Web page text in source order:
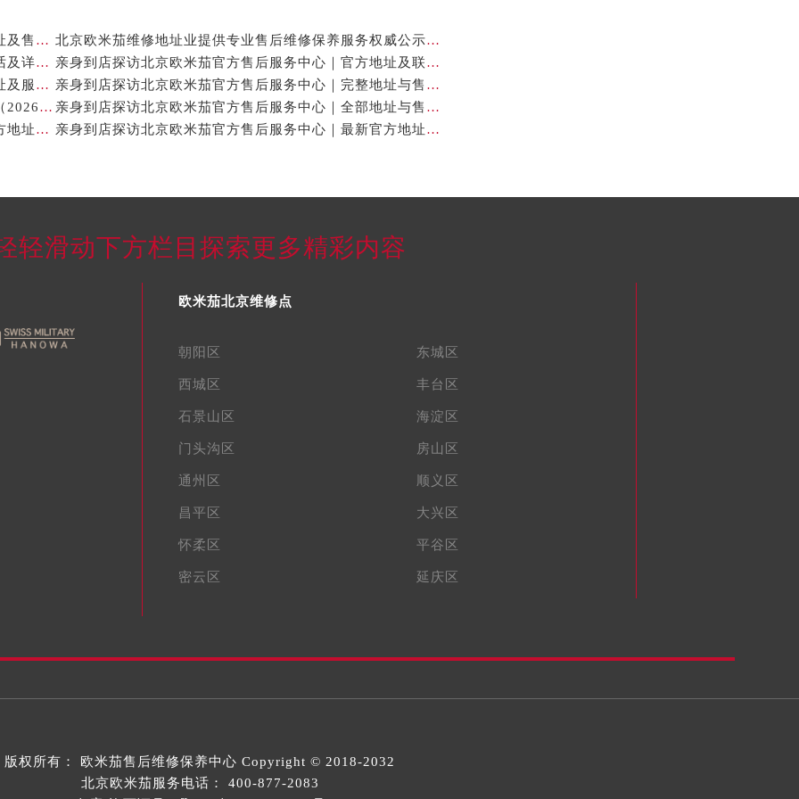
亲身到店探访北京欧米茄官方售后服务中心｜全新地址及售后热线（2026年7月最新）
北京欧米茄维修地址业提供专业售后维修保养服务权威公示（2026年7月最新）
亲身到店探访北京欧米茄官方售后服务中心｜服务电话及详细网点地址（2026年7月最新）
亲身到店探访北京欧米茄官方售后服务中心｜官方地址及联系电话（2026年7月最新）
亲身到店探访北京欧米茄官方售后服务中心｜网点地址及服务电话（2026年7月最新）
亲身到店探访北京欧米茄官方售后服务中心｜完整地址与售后热线（2026年7月最新）
北京欧米茄手表售后修理保养中心地址电话权威公示（2026年7月最新）
亲身到店探访北京欧米茄官方售后服务中心｜全部地址与售后服务电话（2026年7月最新）
亲身到店探访北京欧米茄官方售后服务中心｜最新官方地址及服务电话（2026年7月最新）
亲身到店探访北京欧米茄官方售后服务中心｜最新官方地址和维修热线（2026年7月最新）
轻滑动下方栏目探索更多精彩内容
欧米茄北京维修点
朝阳区 东城区
西城区 丰台区
石景山区 海淀区
门头沟区 房山区
通州区 顺义区
昌平区 大兴区
怀柔区 平谷区
密云区 延庆区
版权所有： 欧米茄售后维修保养中心 Copyright © 2018-2032
北京欧米茄服务电话：
400-877-2083